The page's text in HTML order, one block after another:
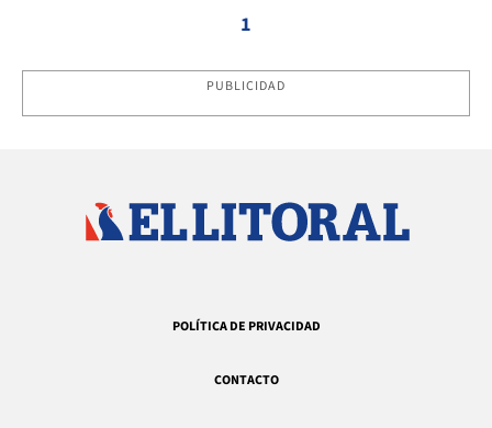
1
PUBLICIDAD
POLÍTICA DE PRIVACIDAD
CONTACTO